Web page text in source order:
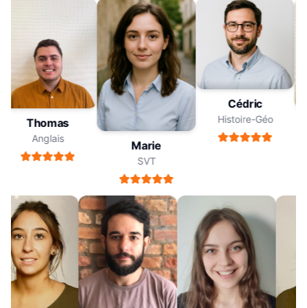
Thomas
Anglais
Marie
SVT
Cédric
Histoire-Géo